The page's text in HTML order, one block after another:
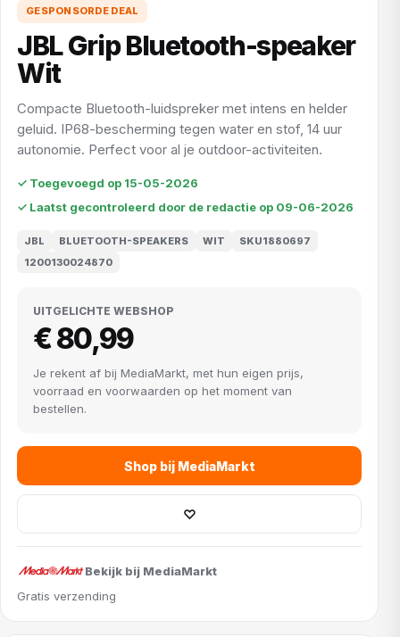
GESPONSORDE DEAL
JBL Grip Bluetooth-speaker
Wit
Compacte Bluetooth-luidspreker met intens en helder
geluid. IP68-bescherming tegen water en stof, 14 uur
autonomie. Perfect voor al je outdoor-activiteiten.
✓ Toegevoegd op 15-05-2026
✓ Laatst gecontroleerd door de redactie op 09-06-2026
JBL BLUETOOTH-SPEAKERS WIT
SKU1880697
1200130024870
UITGELICHTE WEBSHOP
€ 80,99
Je rekent af bij MediaMarkt, met hun eigen prijs,
voorraad en voorwaarden op het moment van
bestellen.
Shop bij MediaMarkt
♡
Bekijk bij MediaMarkt
Gratis verzending